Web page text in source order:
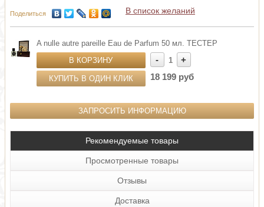
Поделиться В список желаний
A nulle autre pareille Eau de Parfum 50 мл. ТЕСТЕР
В КОРЗИНУ
КУПИТЬ В ОДИН КЛИК
- 1
+
18 199 руб
ЗАПРОСИТЬ ИНФОРМАЦИЮ
Рекомендуемые товары
Просмотренные товары
Отзывы
Доставка